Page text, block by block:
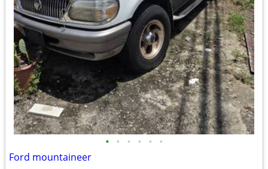
• • • • • •
Ford mountaineer